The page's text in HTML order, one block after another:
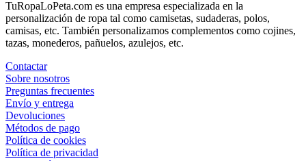
TuRopaLoPeta.com es una empresa especializada en la
personalización de ropa tal como camisetas, sudaderas, polos,
camisas, etc. También personalizamos complementos como cojines,
tazas, monederos, pañuelos, azulejos, etc.
Contactar
Sobre nosotros
Preguntas frecuentes
Envío y entrega
Devoluciones
Métodos de pago
Política de cookies
Política de privacidad